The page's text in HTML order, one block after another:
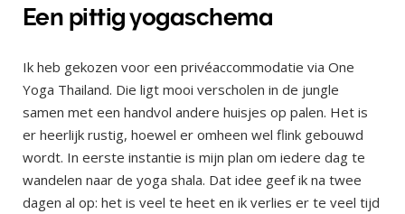
Een pittig yogaschema
Ik heb gekozen voor een privéaccommodatie via One
Yoga Thailand. Die ligt mooi verscholen in de jungle
samen met een handvol andere huisjes op palen. Het is
er heerlijk rustig, hoewel er omheen wel flink gebouwd
wordt. In eerste instantie is mijn plan om iedere dag te
wandelen naar de yoga shala. Dat idee geef ik na twee
dagen al op: het is veel te heet en ik verlies er te veel tijd